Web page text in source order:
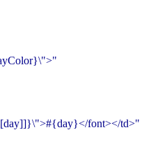
font></td>"